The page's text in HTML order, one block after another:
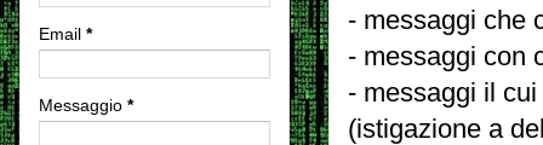
- messaggi che
- messaggi con
- messaggi il
(istigazione a
Email *
Messaggio *